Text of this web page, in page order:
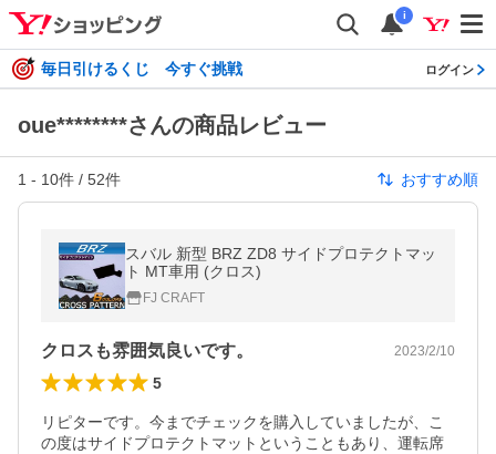
i
毎日引けるくじ 今すぐ挑戦 ログイン
oue********さんの商品レビュー
1 - 10件 / 52件 おすすめ順
スバル 新型 BRZ ZD8 サイドプロテクトマッ
ト MT車用 (クロス)
FJ CRAFT
クロスも雰囲気良いです。 2023/2/10
5
リピターです。今までチェックを購入していましたが、こ
の度はサイドプロテクトマットということもあり、運転席